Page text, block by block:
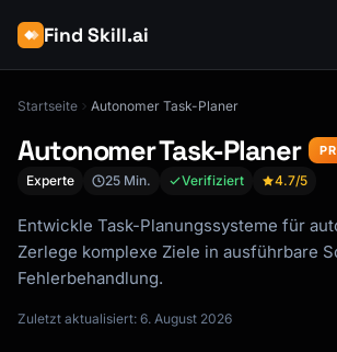
Find Skill.ai
Startseite Autonomer Task-Planer
Autonomer Task-Planer
Experte 25 Min. Verifiziert 4.7/5
Entwickle Task-Planungssysteme für
Zerlege komplexe Ziele in ausführbare
Fehlerbehandlung.
Zuletzt aktualisiert: 6. August 2026